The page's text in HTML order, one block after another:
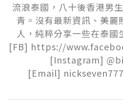
流浪泰國，八十後香港男
青。沒有最新資訊、美麗
人，純粹分享一些在泰國
[FB] https://
[Instagram]
[Email]